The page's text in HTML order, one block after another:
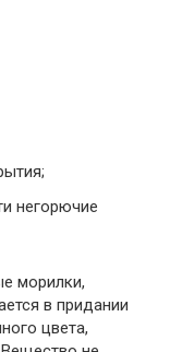
негорючие
морилки,
в придании
цвета,